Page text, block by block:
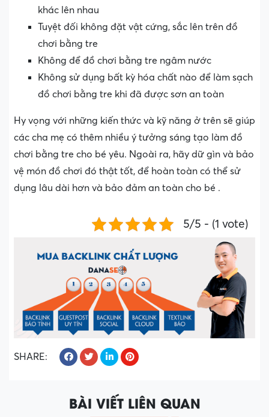
khác lên nhau
Tuyệt đối không đặt vật cứng, sắc lên trên đồ
chơi bằng tre
Không để đồ chơi bằng tre ngâm nước
Không sử dụng bất kỳ hóa chất nào để làm sạch
đồ chơi bằng tre khi đã được sơn an toàn
Hy vọng với những kiến thức và kỹ năng ở trên sẽ giúp
các cha mẹ có thêm nhiều ý tưởng sáng tạo làm đồ
chơi bằng tre cho bé yêu. Ngoài ra, hãy dữ gìn và bảo
vệ món đồ chơi đó thật tốt, để hoàn toàn có thể sử
dụng lâu dài hơn và bảo đảm an toàn cho bé .
5/5 - (1 vote)
SHARE:
BÀI VIẾT LIÊN QUAN